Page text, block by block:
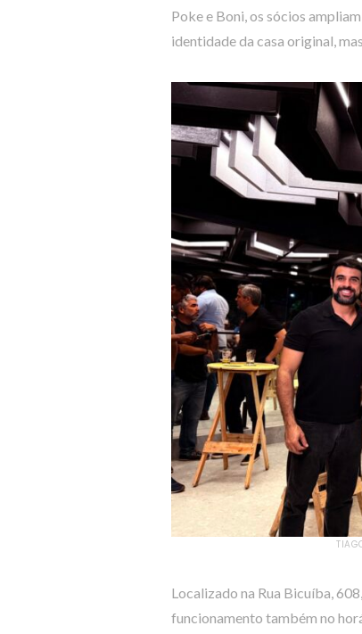
Poke e Boni, os sócios
identidade da casa original,
Localizado na Rua Bicuíba,
funcionamento também no